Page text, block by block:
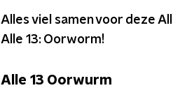
Alles viel samen voor deze
Alle 13: Oorworm!
Alle 13 Oorwurm